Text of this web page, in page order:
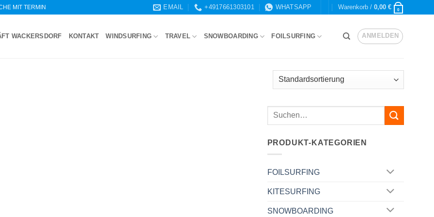
MIT TERMIN EMAIL +4917661303101 WHATSAPP Warenkorb / 0,00 € 0
WACKERSDORF KONTAKT WINDSURFING TRAVEL SNOWBOARDING FOILSURFING ANMELDEN
PRODUKT-KATEGORIEN
FOILSURFING
KITESURFING
SNOWBOARDING